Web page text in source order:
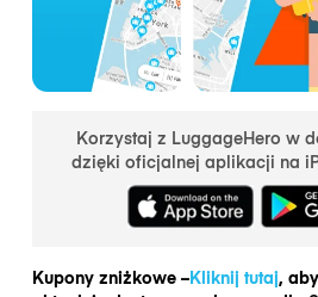
Korzystaj z LuggageHero w
dzięki oficjalnej aplikacji na
Kupony zniżkowe –Kliknij tutaj,